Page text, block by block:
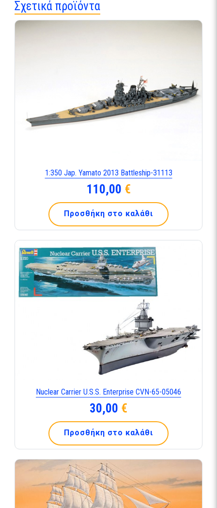
Σχετικά προϊόντα
1:350 Jap. Yamato 2013 Battleship-31113
110,00 €
Προσθήκη στο καλάθι
Nuclear Carrier U.S.S. Enterprise CVN-65-05046
30,00 €
Προσθήκη στο καλάθι